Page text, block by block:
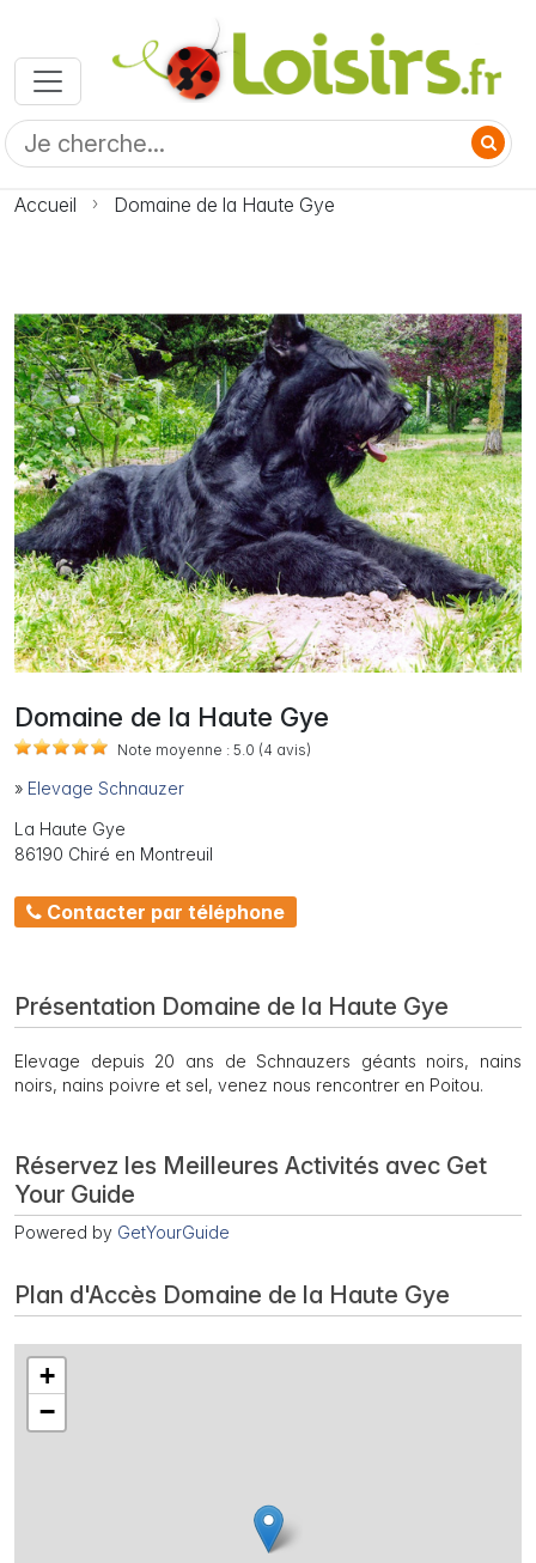
Accueil Domaine de la Haute Gye
Photo Domaine de la Haute Gye
Domaine de la Haute Gye
Note moyenne : 5.0 (4 avis)
» Elevage Schnauzer
La Haute Gye
86190 Chiré en Montreuil
Contacter par téléphone
Présentation Domaine de la Haute Gye
Elevage depuis 20 ans de Schnauzers géants noirs, nains
noirs, nains poivre et sel, venez nous rencontrer en Poitou.
Réservez les Meilleures Activités avec Get
Your Guide
Powered by GetYourGuide
Plan d'Accès Domaine de la Haute Gye
+
−